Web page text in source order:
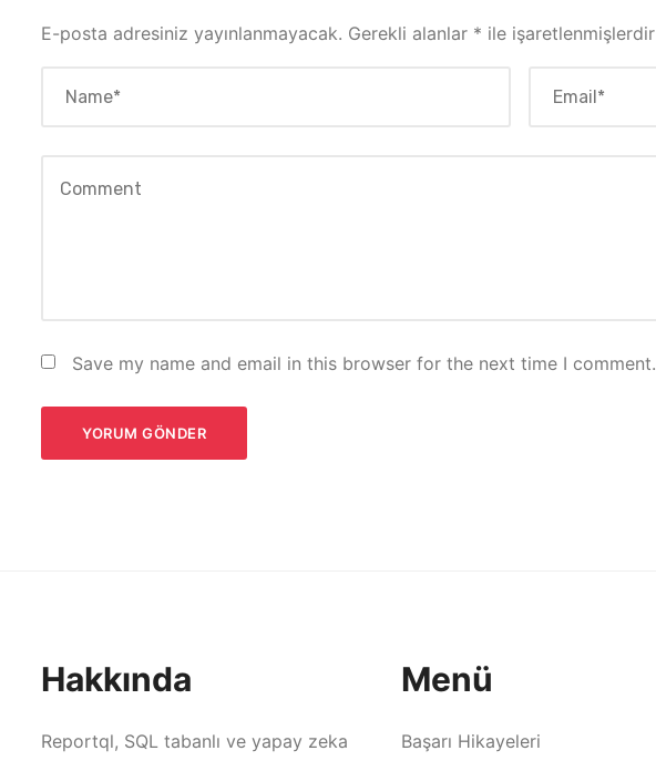
E-posta adresiniz yayınlanmayacak. Gerekli alanlar * ile işaretlenmişlerdir
Save my name and email in this browser for the next time I comment.
Hakkında
Reportql, SQL tabanlı ve yapay zeka
Menü
Başarı Hikayeleri